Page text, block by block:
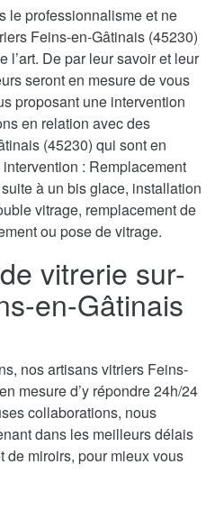
le professionnalisme et ne
Feins-en-Gâtinais (45230)
l’art. De par leur savoir et leur
seront en mesure de vous
proposant une intervention
en relation avec des
(45230) qui sont en
: Remplacement
à un bis glace, installation
vitrage, remplacement de
ou pose de vitrage.
vitrerie sur-
en-Gâtinais
nos artisans vitriers Feins-
mesure d’y répondre 24h/24
collaborations, nous
dans les meilleurs délais
de miroirs, pour mieux vous